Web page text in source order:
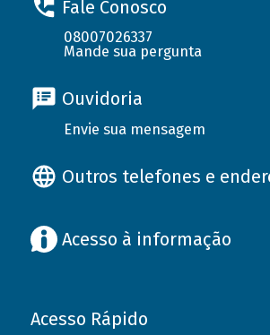
Fale Conosco
08007026337
Mande sua pergunta
Ouvidoria
Envie sua mensagem
Outros telefones e
Acesso à informação
Acesso Rápido